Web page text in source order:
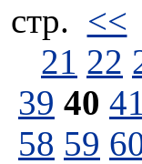
стp. <<
21 22
39 40 41
58 59